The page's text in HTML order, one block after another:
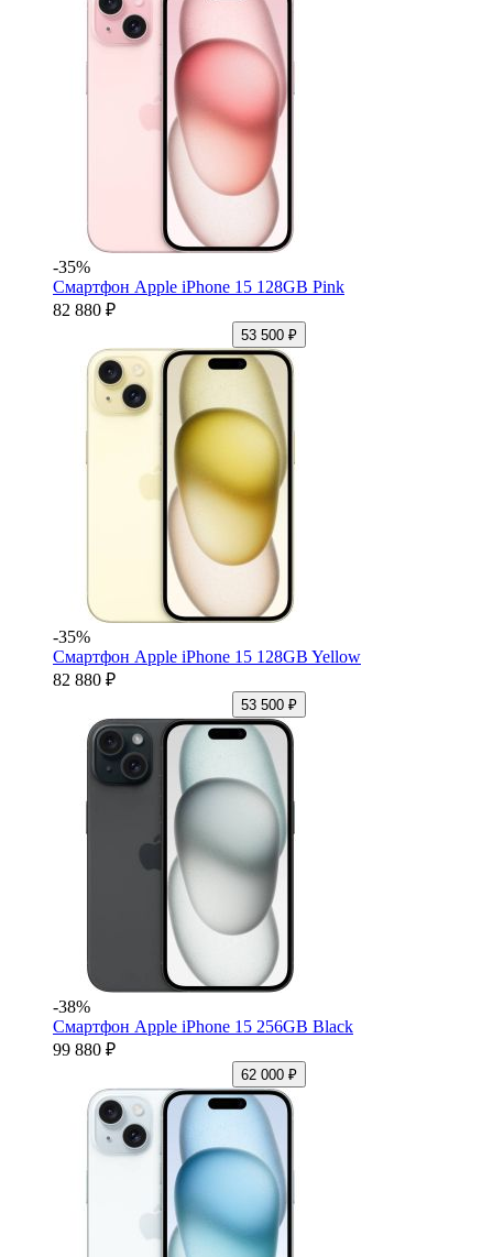
-35%
Смартфон Apple iPhone 15 128GB Pink
82 880 ₽
53 500 ₽
-35%
Смартфон Apple iPhone 15 128GB Yellow
82 880 ₽
53 500 ₽
-38%
Смартфон Apple iPhone 15 256GB Black
99 880 ₽
62 000 ₽